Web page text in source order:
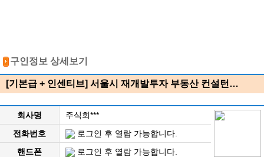
구인정보 상세보기
[기본급 + 인센티브] 서울시 재개발투자 부동산 컨설턴…
회사명
주식회***
전화번호
로그인 후 열람 가능합니다.
핸드폰
로그인 후 열람 가능합니다.